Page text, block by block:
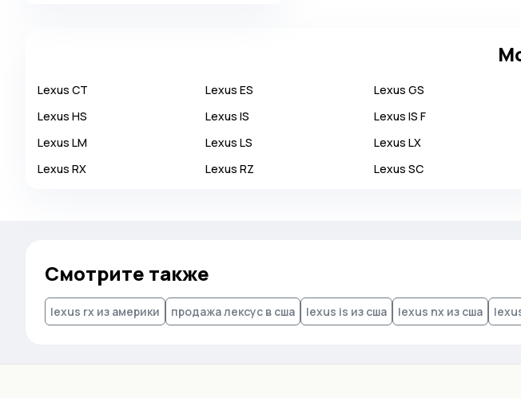
Apal
Austin
Austin Healey
Lexus CT Lexus ES Lexus GS
Lexus HS Lexus IS Lexus IS F
Lexus LM Lexus LS Lexus LX
Lexus RX Lexus RZ Lexus SC
Смотрите также
lexus rx из америки продажа лексус в сша lexus is из сша lexus nx из сша